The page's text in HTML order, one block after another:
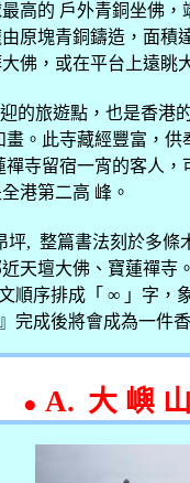
高的 戶外青銅坐佛
原塊青銅鑄造，面積
佛，或在平台上遠眺
的旅遊點，也是香港
畫。此寺藏經豐富，
禪寺留宿一宵的客人
港第二高 峰。
坪,整篇書法刻於多條
天壇大佛、寶蓮禪寺
順序排成「 ∞ 」字，
完成後將會成為一件
● A. 大 嶼